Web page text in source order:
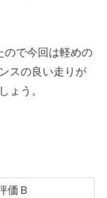
ので今回は軽めの
スの良い走りが
ょう。
価Ｂ